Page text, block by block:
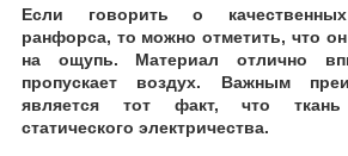
Если говорить о качественных
ранфорса, то можно отметить, что
на ощупь. Материал отлично
пропускает воздух. Важным
является тот факт, что ткань
статического электричества.